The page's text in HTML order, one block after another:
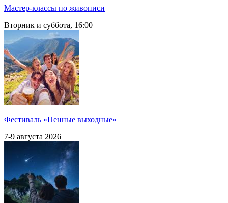
Мастер-классы по живописи
Вторник и суббота, 16:00
Фестиваль «Пенные выходные»
7-9 августа 2026